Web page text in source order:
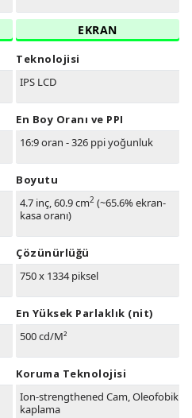
EKRAN
Teknolojisi
IPS LCD
En Boy Oranı ve PPI
16:9 oran - 326 ppi yoğunluk
Boyutu
4.7 inç, 60.9 cm2 (~65.6% ekran-
kasa oranı)
Çözünürlüğü
750 x 1334 piksel
En Yüksek Parlaklık (nit)
500 cd/M²
Koruma Teknolojisi
Ion-strengthened Cam, Oleofobik
kaplama